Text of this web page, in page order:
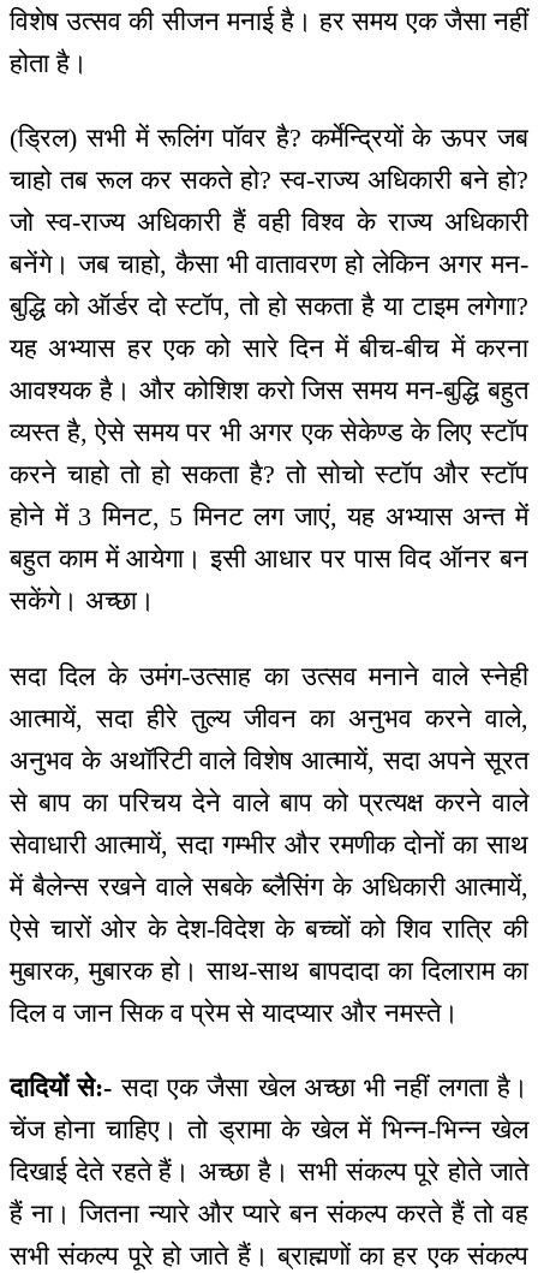
विशेष उत्सव की सीजन मनाई है। हर समय एक जैसा नहीं
होता है।
(ड्रिल) सभी में रूलिंग पॉवर है? कर्मेन्द्रियों के ऊपर जब
चाहो तब रूल कर सकते हो? स्व-राज्य अधिकारी बने हो?
जो स्व-राज्य अधिकारी हैं वही विश्व के राज्य अधिकारी
बनेंगे। जब चाहो, कैसा भी वातावरण हो लेकिन अगर मन-
बुद्धि को ऑर्डर दो स्टॉप, तो हो सकता है या टाइम लगेगा?
यह अभ्यास हर एक को सारे दिन में बीच-बीच में करना
आवश्यक है। और कोशिश करो जिस समय मन-बुद्धि बहुत
व्यस्त है, ऐसे समय पर भी अगर एक सेकेण्ड के लिए स्टॉप
करने चाहो तो हो सकता है? तो सोचो स्टॉप और स्टॉप
होने में 3 मिनट, 5 मिनट लग जाएं, यह अभ्यास अन्त में
बहुत काम में आयेगा। इसी आधार पर पास विद ऑनर बन
सकेंगे। अच्छा।
सदा दिल के उमंग-उत्साह का उत्सव मनाने वाले स्नेही
आत्मायें, सदा हीरे तुल्य जीवन का अनुभव करने वाले,
अनुभव के अथॉरिटी वाले विशेष आत्मायें, सदा अपने सूरत
से बाप का परिचय देने वाले बाप को प्रत्यक्ष करने वाले
सेवाधारी आत्मायें, सदा गम्भीर और रमणीक दोनों का साथ
में बैलेन्स रखने वाले सबके ब्लैसिंग के अधिकारी आत्मायें,
ऐसे चारों ओर के देश-विदेश के बच्चों को शिव रात्रि की
मुबारक, मुबारक हो। साथ-साथ बापदादा का दिलाराम का
दिल व जान सिक व प्रेम से यादप्यार और नमस्ते।
दादियों से:- सदा एक जैसा खेल अच्छा भी नहीं लगता है।
चेंज होना चाहिए। तो ड्रामा के खेल में भिन्न-भिन्न खेल
दिखाई देते रहते हैं। अच्छा है। सभी संकल्प पूरे होते जाते
हैं ना। जितना न्यारे और प्यारे बन संकल्प करते हैं तो वह
सभी संकल्प पूरे हो जाते हैं। ब्राह्मणों का हर एक संकल्प